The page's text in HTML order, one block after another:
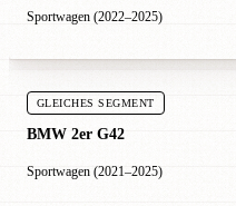
Sportwagen (2022–2025)
GLEICHES SEGMENT
BMW 2er G42
Sportwagen (2021–2025)